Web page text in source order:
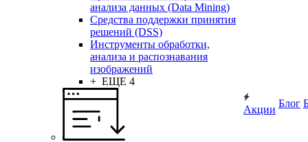
анализа данных (Data Mining)
Средства поддержки принятия
решений (DSS)
Инструменты обработки,
анализа и распознавания
изображений
+ ЕЩЕ 4
Акции
Блог